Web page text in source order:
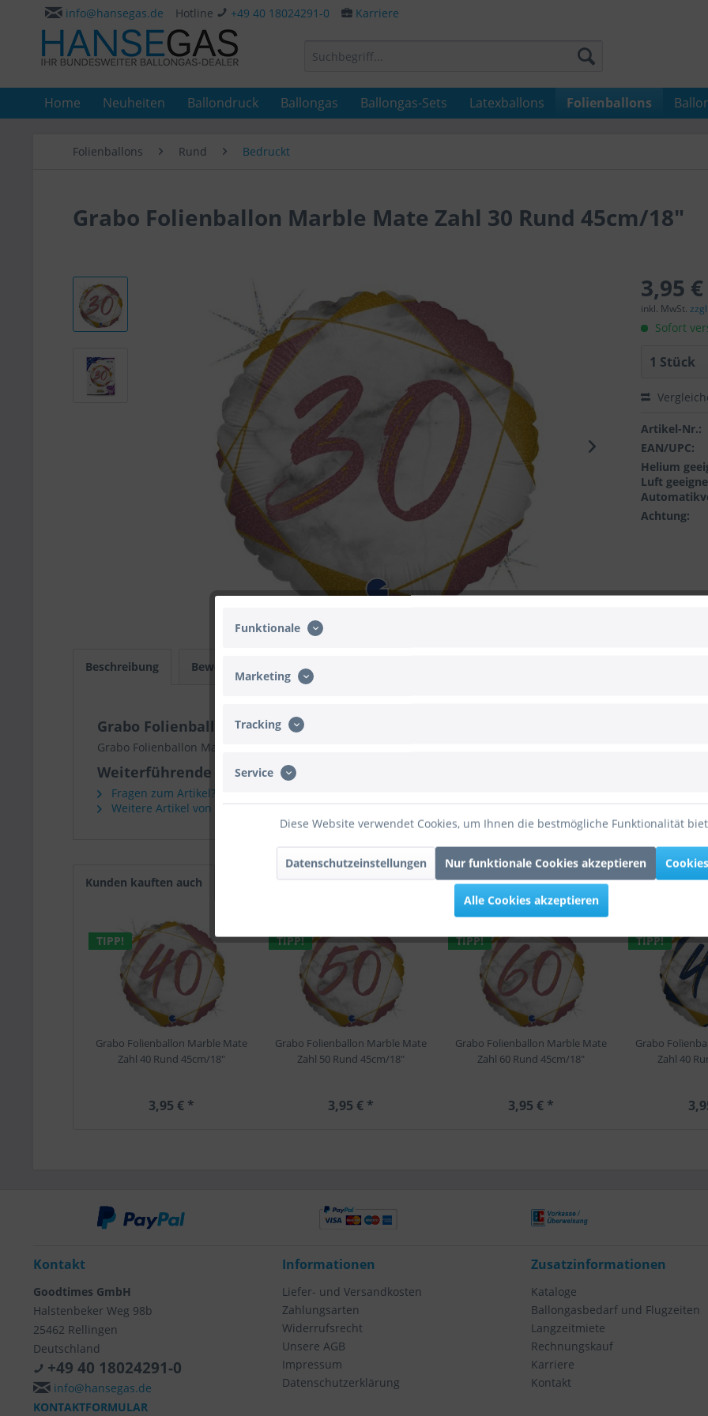
info@hansegas.de Hotline +49 40 18024291-0 Karriere
Home Neuheiten Ballondruck Ballongas Ballongas-Sets Latexballons Folienballons
Folienballons Rund Bedruckt
Grabo Folienballon Marble Mate Zahl 30 Rund 45cm/18"
3,95
inkl. MwSt.
Sofort
Artikel-Nr.:
EAN/UPC:
Helium
Luft
Achtung:
Beschreibung Bewertungen
Grabo Folienballon Marble Mate Zahl 30 Rund 45cm/18"
Grabo Folienballon Marble Mate Zahl 30 Rund 45cm/18"
Weiterführende Links zu "Grabo Folienballon Marble Mate Zahl 30 Rund 45cm/18""
Fragen zum Artikel?
Weitere Artikel von Grabo
Kunden kauften auch
TIPP!
Grabo Folienballon Marble Mate
Zahl 40 Rund 45cm/18"
3,95 € *
TIPP!
Grabo Folienballon Marble Mate
Zahl 50 Rund 45cm/18"
3,95 € *
TIPP!
Grabo Folienballon Marble Mate
Zahl 60 Rund 45cm/18"
3,95 € *
TIPP!
Grabo
Zahl 40
Kontakt
Goodtimes GmbH
Halstenbeker Weg 98b
25462 Rellingen
Deutschland
+49 40 18024291-0
info@hansegas.de
KONTAKTFORMULAR
Informationen
Liefer- und Versandkosten
Zahlungsarten
Widerrufsrecht
Unsere AGB
Impressum
Datenschutzerklärung
Zusatzinformationen
Kataloge
Ballongasbedarf und Flugzeiten
Langzeitmiete
Rechnungskauf
Karriere
Kontakt
Funktionale
Marketing
Tracking
Service
Diese Website verwendet Cookies, um Ihnen die bestmögliche Funktionalität
Datenschutzeinstellungen Nur funktionale Cookies akzeptieren
Alle Cookies akzeptieren